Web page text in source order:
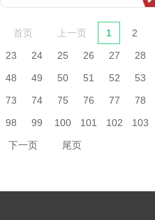
首页 上一页 1 2
23
24 25 26 27 28
48
49 50 51 52 53
73
74 75 76 77 78
98
99 100 101 102 103
下一页
尾页